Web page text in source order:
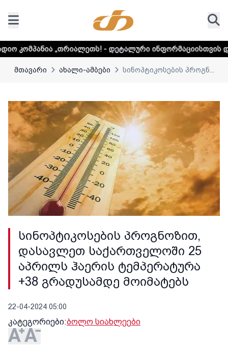
- დეტალური ინფორმაციისთვის დააკლიკეთ ლინკს
მთავარი ახალი-ამბები სინოპტიკოსების პროგნ...
სინოპტიკოსების პროგნოზით,
დასავლეთ საქართველოში 25
აპრილს ჰაერის ტემპერატურა
+38 გრადუსამდე მოიმატებს
22-04-2024 05:00
კატეგორიები:ბოლო სიახლეები